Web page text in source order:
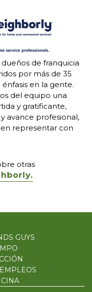
dueños de franquicia
por más de 35
en la gente.
del equipo una
y gratificante,
avance profesional,
representar con
otras
GUYS